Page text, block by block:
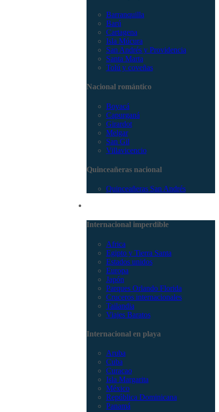
Barranquilla
Barú
Cartagena
Isla Múcura
San Andrés y Providencia
Santa Marta
Tolú y coveñas
Nacional romántico
Boyacá
Capurganá
Girardot
Melgar
San Gil
Villavicencio
Quinceañeras nacional
Quinceañeras San Andrés
Internacional imperdible
Africa
Egipto y Tierra Santa
Estados unidos
Europa
Japón
Parques Orlando Florida
Cruceros internacionales
Tailandia
Viajes Baratos
Internacional en playa
Aruba
Cuba
Curacao
Isla Margarita
México
República Dominicana
Panamá